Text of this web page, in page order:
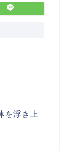
を浮き上